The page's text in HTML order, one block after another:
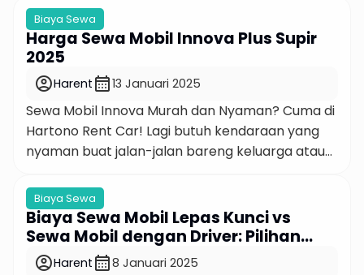
banyaknya penyedia layanan rental, sering kali
sulit untuk mengetahui apakah Anda
mendapatkan harga sewa mobil di Bali yang
benar-benar sepadan. Perbedaan kebutuhan
untuk liburan santai atau perjalanan […]
Biaya Sewa
Harga Sewa Mobil Innova Plus Supir
2025
account_circleHarent calendar_month13 Januari 2025
Sewa Mobil Innova Murah dan Nyaman? Cuma di
Hartono Rent Car! Lagi butuh kendaraan yang
nyaman buat jalan-jalan bareng keluarga atau
pilihan terbaik buat Anda. Dengan kabin yang
lega, mesin bertenaga, dan tampilan stylish,
Innova bakal bikin perjalanan Anda makin asyik
dan santai. Nah, buat yang cari layanan […]
Biaya Sewa
Biaya Sewa Mobil Lepas Kunci vs
Sewa Mobil dengan Driver: Pilihan
Hemat 2025
account_circleHarent calendar_month8 Januari 2025